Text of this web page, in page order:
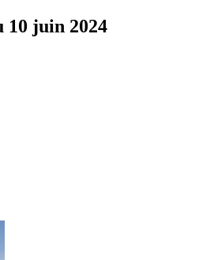
juin 2024